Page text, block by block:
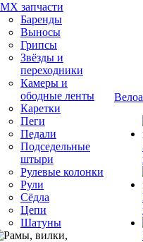
запчасти
Баренды
Выносы
Грипсы
Звёзды и
переходники
Камеры и
ободные ленты
Каретки
Пеги
Педали
Подседельные
штыри
Рулевые колонки
Рули
Сёдла
Цепи
Шатуны